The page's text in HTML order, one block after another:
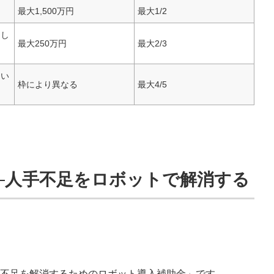
最大1,500万円 最大1/2
最大250万円
最大2/3
枠により異なる
最大4/5
手不足をロボットで解消する